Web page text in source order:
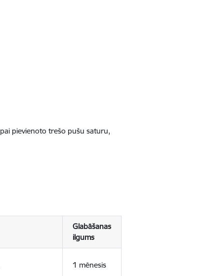
pievienoto trešo pušu saturu,
Glabāšanas
ilgums
1 mēnesis